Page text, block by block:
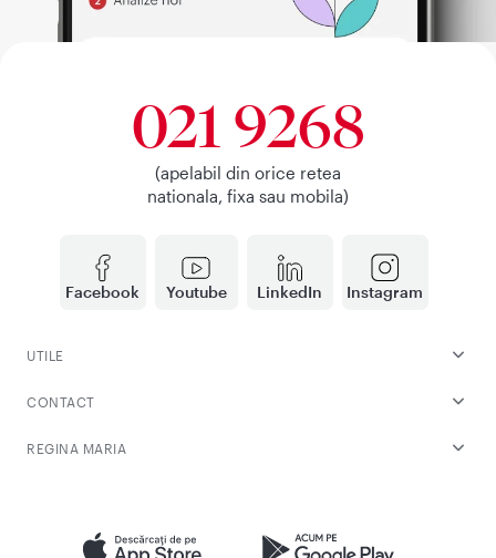
Facebook Youtube LinkedIn Instagram
021 9268
(apelabil din orice retea
nationala, fixa sau mobila)
UTILE
CONTACT
REGINA MARIA